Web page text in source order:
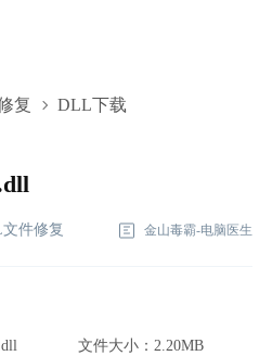
复 DLL下载
下
件修复 金山毒霸-电脑医生
文件大小：2.20MB